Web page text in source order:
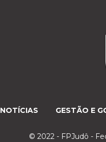
NOTÍCIAS GESTÃO E
© 2022 - FPJudô -